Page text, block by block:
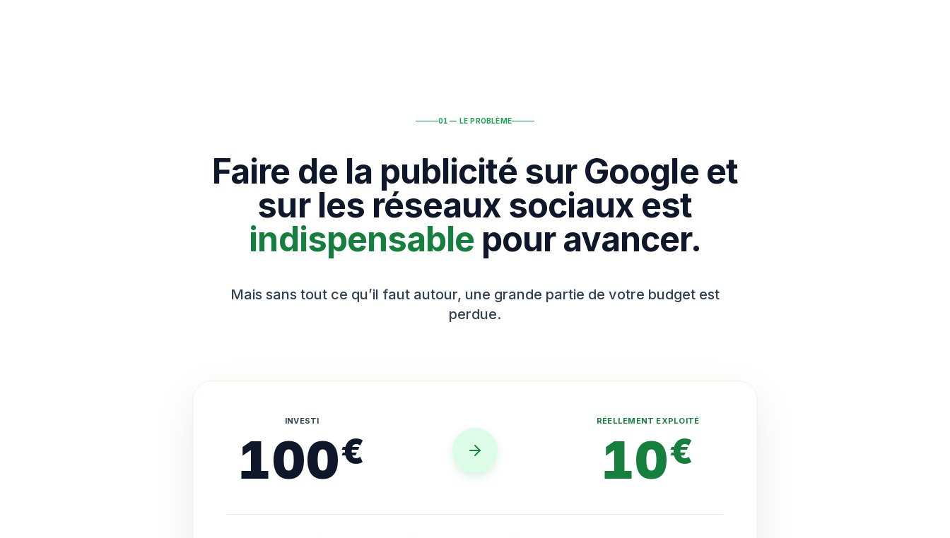
01 — LE PROBLÈME
Faire de la publicité sur Google et
sur les réseaux sociaux est
indispensablepour avancer.
Mais sans tout ce qu’il faut autour, une grande partie de votre budget est
perdue.
INVESTI
100€
RÉELLEMENT EXPLOITÉ
10€